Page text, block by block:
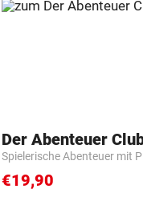
Der Abenteuer
Spielerische Abenteuer mit
€19,90